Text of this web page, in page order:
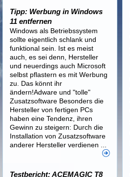
Tipp: Werbung in Windows
11 entfernen
Windows als Betriebssystem
sollte eigentlich schlank und
funktional sein. Ist es meist
auch, es sei denn, Hersteller
und neuerdings auch Microsoft
selbst pflastern es mit Werbung
zu. Das könnt ihr
ändern!Adware und "tolle"
Zusatzsoftware Besonders die
Hersteller von fertigen PCs
haben eine Tendenz, ihren
Gewinn zu steigern: Durch die
Installation von Zusatzsoftware
anderer Hersteller verdienen ...
Testbericht: ACEMAGIC T8